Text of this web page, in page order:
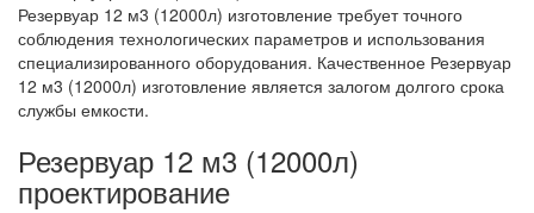
Резервуар 12 м3 (12000л) изготовление требует точного
соблюдения технологических параметров и использования
специализированного оборудования. Качественное Резервуар
12 м3 (12000л) изготовление является залогом долгого срока
службы емкости.
Резервуар 12 м3 (12000л)
проектирование